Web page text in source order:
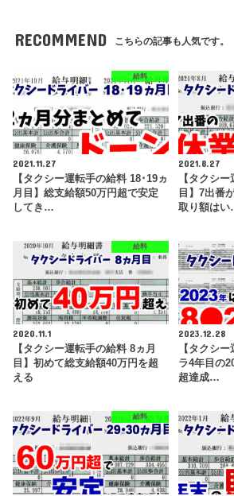
RECOMMEND こちらの記事も人気です。
給料
2021.11.27
【タクシー運転手の給料 18･19ヵ
月目】総支給額50万円超で安定
してき…
2021.8.27
【タクシ
目】7出番
取り額は
給料
2020.11.1
【タクシー運転手の給料 8ヵ月
目】初めて総支給額40万円を超
える
2023.12.28
【タクシ
ラ4年目の
超達成…
給料